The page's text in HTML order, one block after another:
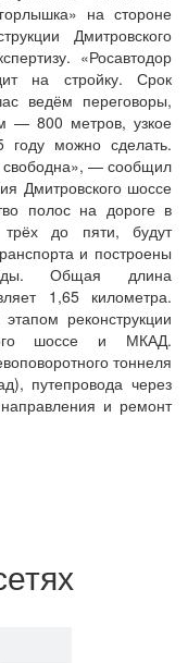
на стороне
Дмитровского
«Росавтодор
на стройку. Срок
ведём переговоры,
— 800 метров, узкое
году можно сделать.
свободна», — сообщил
Дмитровского шоссе
полос на дороге в
трёх до пяти, будут
и построены
Общая длина
1,65 километра.
реконструкции
шоссе и МКАД.
тоннеля
путепровода через
и ремонт